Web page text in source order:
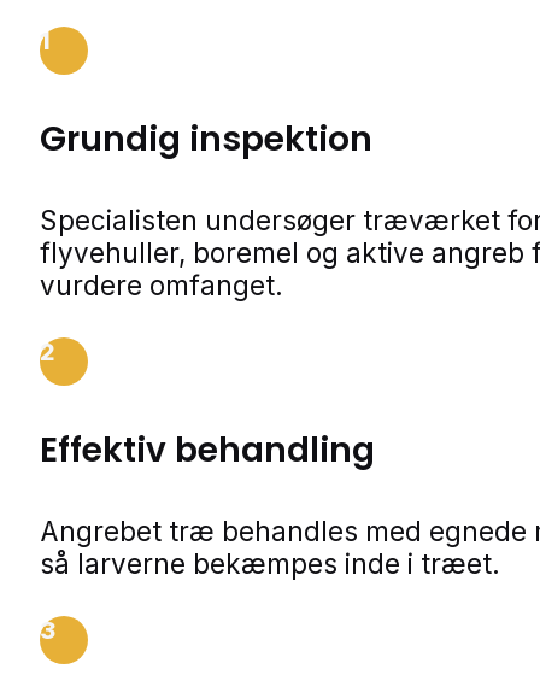
1
Grundig inspektion
Specialisten undersøger træværket
flyvehuller, boremel og aktive angreb
vurdere omfanget.
2
Effektiv behandling
Angrebet træ behandles med egnede
så larverne bekæmpes inde i træet.
3